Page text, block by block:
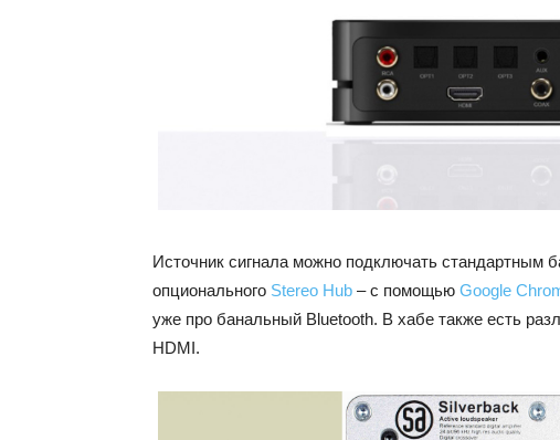
Источник сигнала можно подключать стандартным
опционального Stereo Hub – с помощью Google
уже про банальный Bluetooth. В хабе также есть
HDMI.